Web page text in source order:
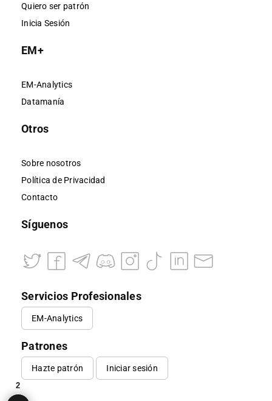
Quiero ser patrón
Inicia Sesión
EM+
EM-Analytics
Datamanía
Otros
Sobre nosotros
Política de Privacidad
Contacto
Síguenos
Servicios Profesionales
EM-Analytics
Patrones
Hazte patrón Iniciar sesión
2